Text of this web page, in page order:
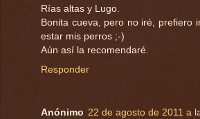
Rías altas y Lugo.
Bonita cueva, pero no iré, prefiero
estar mis perros ;-)
Aún así la recomendaré.
Responder
Anónimo 22 de agosto de 2011 a